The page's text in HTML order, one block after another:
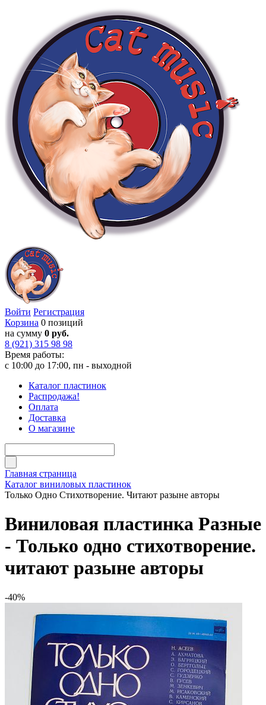
Войти Регистрация
Корзина 0 позиций
на сумму 0 руб.
8 (921) 315 98 98
Время работы:
с 10:00 до 17:00, пн - выходной
Каталог пластинок
Распродажа!
Оплата
Доставка
О магазине
Главная страница
Каталог виниловых пластинок
Только Одно Стихотворение. Читают разыне авторы
Виниловая пластинка Разные
- Только одно стихотворение.
читают разыне авторы
-40%